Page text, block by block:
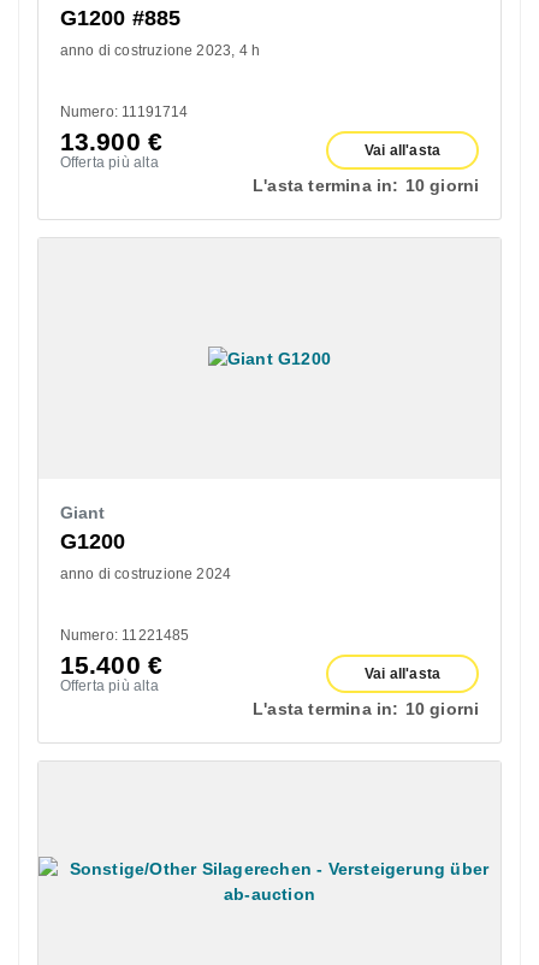
G1200 #885
anno di costruzione 2023 4 h
Numero: 11191714
13.900 €
Offerta più alta
Vai all'asta
L'asta termina in: 10 giorni
Giant
G1200
anno di costruzione 2024
Numero: 11221485
15.400 €
Offerta più alta
Vai all'asta
L'asta termina in: 10 giorni